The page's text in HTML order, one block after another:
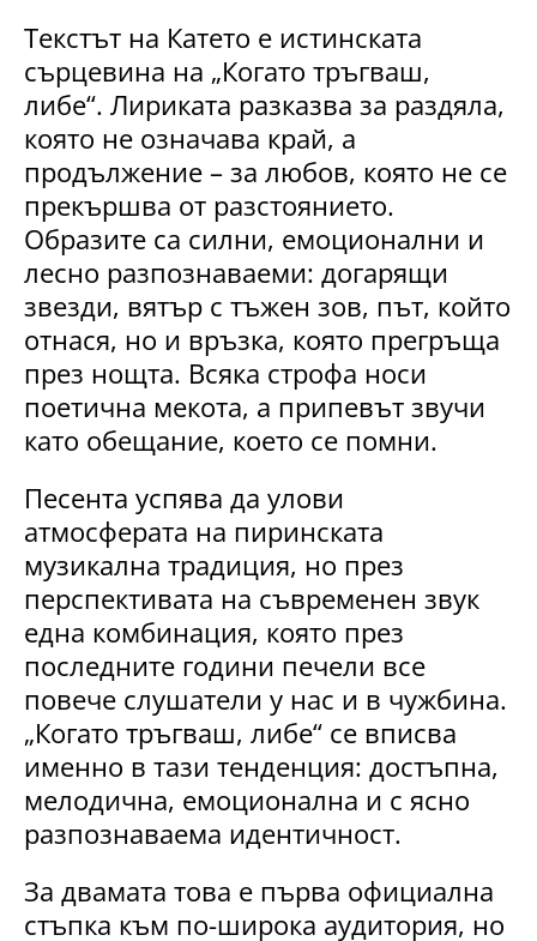
Текстът на Катето е истинската
сърцевина на „Когато тръгваш,
либе“. Лириката разказва за раздяла,
която не означава край, а
продължение – за любов, която не се
прекършва от разстоянието.
Образите са силни, емоционални и
лесно разпознаваеми: догарящи
звезди, вятър с тъжен зов, път, който
отнася, но и връзка, която прегръща
през нощта. Всяка строфа носи
поетична мекота, а припевът звучи
като обещание, което се помни.
Песента успява да улови
атмосферата на пиринската
музикална традиция, но през
перспективата на съвременен звук
една комбинация, която през
последните години печели все
повече слушатели у нас и в чужбина.
„Когато тръгваш, либе“ се вписва
именно в тази тенденция: достъпна,
мелодична, емоционална и с ясно
разпознаваема идентичност.
За двамата това е първа официална
стъпка към по-широка аудитория, но